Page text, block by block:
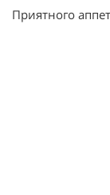
Приятного